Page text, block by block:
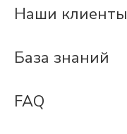
Наши клиенты
База знаний
FAQ